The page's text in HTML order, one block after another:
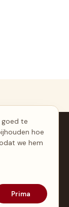
te
hoe
we hem
Prima